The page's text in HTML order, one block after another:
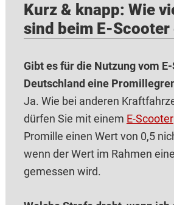
Kurz & knapp: Wie
sind beim E-
Gibt es für die Nutzung vom
Deutschland eine
Ja. Wie bei anderen
dürfen Sie mit einem E-Scooter
Promille einen Wert von 0,5
wenn der Wert im Rahmen
gemessen wird.